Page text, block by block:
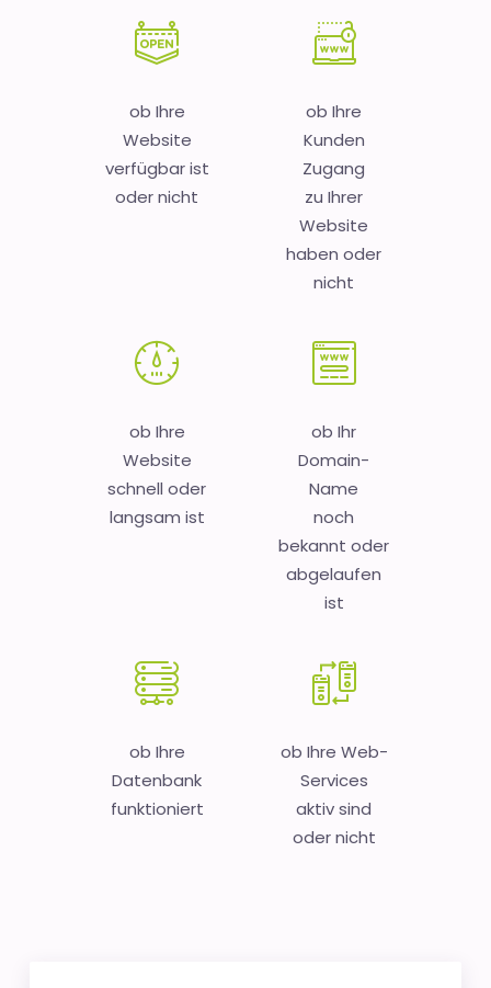
ob Ihre
Website
verfügbar ist
oder nicht
ob Ihre
Kunden
Zugang
zu Ihrer
Website
haben oder
nicht
ob Ihre
Website
schnell oder
langsam ist
ob Ihr
Domain-
Name
noch
bekannt oder
abgelaufen
ist
ob Ihre
Datenbank
funktioniert
ob Ihre Web-
Services
aktiv sind
oder nicht